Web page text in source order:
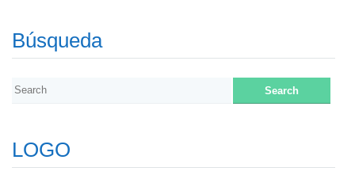
Búsqueda
LOGO